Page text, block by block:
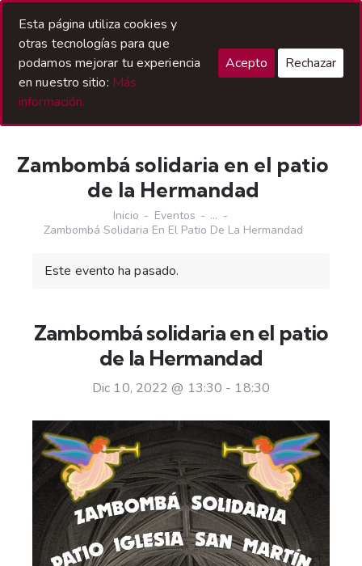
Zambombá solidaria en el patio
de la Hermandad
Inicio Eventos
...
Zambombá Solidaria En El Patio De La Hermandad
Este evento ha pasado.
Zambombá solidaria en el patio
de la Hermandad
Dic 10, 2022 @ 13:30 - 18:30
Esta página utiliza cookies y
otras tecnologías para que
podamos mejorar tu experiencia
en nuestro sitio: Más
información.
Acepto Rechazar